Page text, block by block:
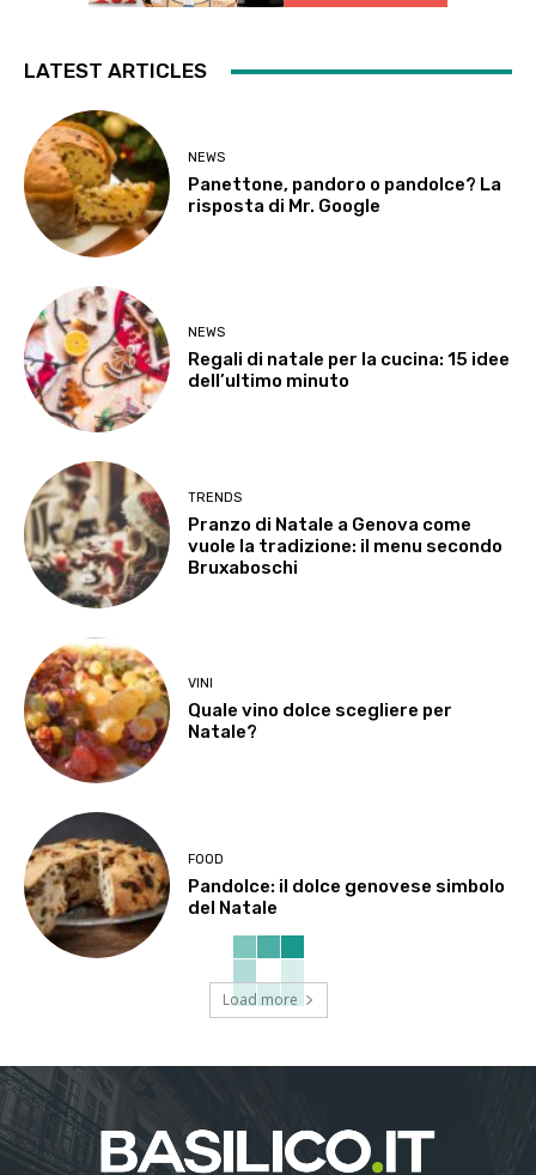
LATEST ARTICLES
NEWS
Panettone, pandoro o pandolce? La
risposta di Mr. Google
NEWS
Regali di natale per la cucina: 15 idee
dell’ultimo minuto
TRENDS
Pranzo di Natale a Genova come
vuole la tradizione: il menu secondo
Bruxaboschi
VINI
Quale vino dolce scegliere per
Natale?
FOOD
Pandolce: il dolce genovese simbolo
del Natale
Load more